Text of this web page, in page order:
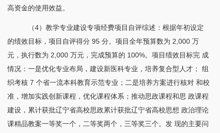
高资金的使用效益。
（4）教学专业建设专项经费项目自评综述：根据年初设定
的绩效目标，项目自评得分 95 分。项目全年预算数为 2,000 万
元，执行数为 2,000 万元，完成预算的 100%。项目绩效目标完 成
情况：一是优化专业布局，建设新医科专业，培养复合型人才； 组
织考核 7 个省一流本科教育示范专业；二是培养方案进行核对 和校
准，增加实践创新课程，优化课程体系；推动思政课程和思 政课程
建设，累计获批辽宁省高校思政累计获批辽宁省高校思想 政治理论
课精品教案一等奖一个，二等奖两个，三等奖三个。发 现的主要问